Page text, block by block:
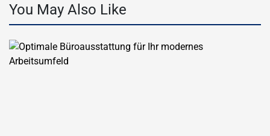
You May Also Like